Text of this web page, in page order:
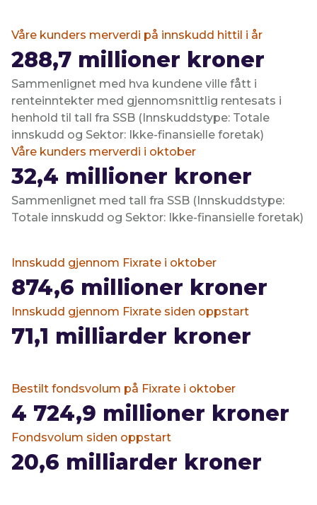
Våre kunders merverdi på innskudd hittil i år
288,7 millioner kroner
Sammenlignet med hva kundene ville fått i
renteinntekter med gjennomsnittlig rentesats i
henhold til tall fra SSB (Innskuddstype: Totale
innskudd og Sektor: Ikke-finansielle foretak)
Våre kunders merverdi i oktober
32,4 millioner kroner
Sammenlignet med tall fra SSB (Innskuddstype:
Totale innskudd og Sektor: Ikke-finansielle foretak)
Innskudd gjennom Fixrate i oktober
874,6 millioner kroner
Innskudd gjennom Fixrate siden oppstart
71,1 milliarder kroner
Bestilt fondsvolum på Fixrate i oktober
4 724,9 millioner kroner
Fondsvolum siden oppstart
20,6 milliarder kroner